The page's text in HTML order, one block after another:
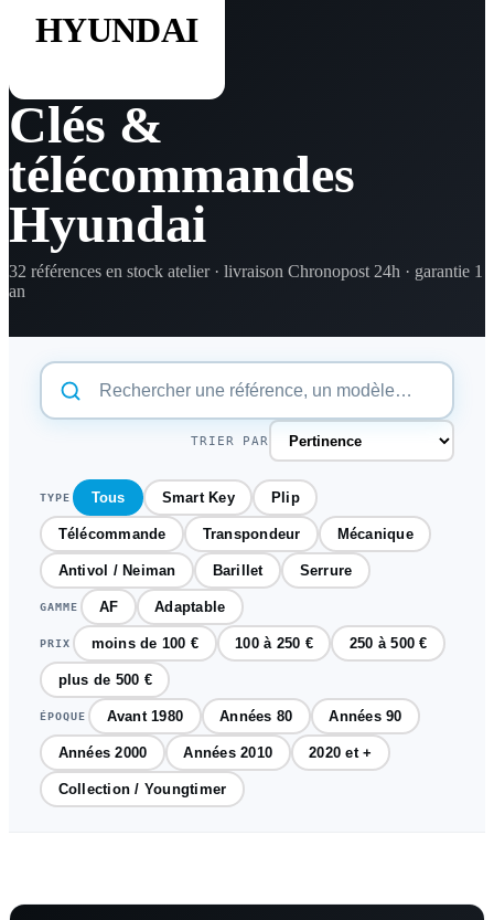
HYUNDAI
Clés &
télécommandes
Hyundai
32 références en stock atelier · livraison Chronopost 24h · garantie 1
an
TRIER PAR
TYPE Tous Smart Key Plip
Télécommande Transpondeur Mécanique
Antivol / Neiman Barillet Serrure
GAMME AF Adaptable
PRIX moins de 100 € 100 à 250 € 250 à 500 €
plus de 500 €
ÉPOQUE Avant 1980 Années 80 Années 90
Années 2000 Années 2010 2020 et +
Collection / Youngtimer